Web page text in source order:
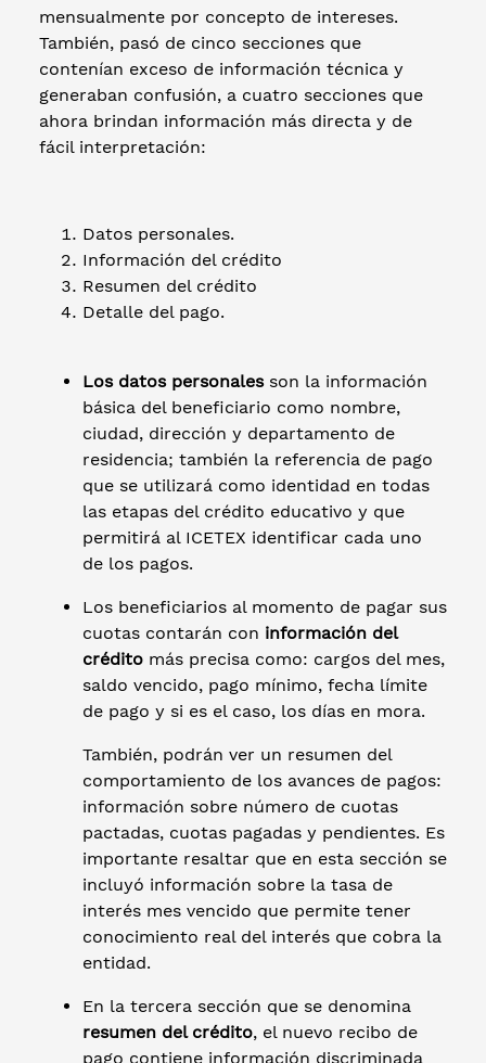
mensualmente por concepto de intereses.
También, pasó de cinco secciones que
contenían exceso de información técnica y
generaban confusión, a cuatro secciones que
ahora brindan información más directa y de
fácil interpretación:
Datos personales.
Información del crédito
Resumen del crédito
Detalle del pago.
Los datos personalesson la información
básica del beneficiario como nombre,
ciudad, dirección y departamento de
residencia; también la referencia de pago
que se utilizará como identidad en todas
las etapas del crédito educativo y que
permitirá al ICETEX identificar cada uno
de los pagos.
Los beneficiarios al momento de pagar sus
cuotas contarán con información del
crédito más precisa como: cargos del mes,
saldo vencido, pago mínimo, fecha límite
de pago y si es el caso, los días en mora.
También, podrán ver un resumen del
comportamiento de los avances de pagos:
información sobre número de cuotas
pactadas, cuotas pagadas y pendientes. Es
importante resaltar que en esta sección se
incluyó información sobre la tasa de
interés mes vencido que permite tener
conocimiento real del interés que cobra la
entidad.
En la tercera sección que se denomina
resumen del crédito, el nuevo recibo de
pago contiene información discriminada